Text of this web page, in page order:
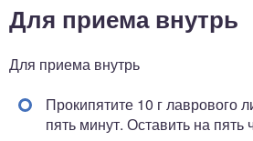
Для приема внутрь
Для приема внутрь
Прокипятите 10 г лаврового
пять минут. Оставить на